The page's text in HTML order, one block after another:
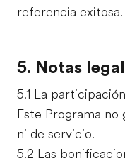
referencia exitosa.
5. Notas
5.1 La
Este Programa no
ni de servicio.
5.2 Las